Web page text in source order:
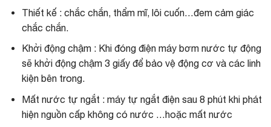
Thiết kế : chắc chắn, thẩm mĩ, lôi cuốn…đem cảm giác
chắc chắn.
Khởi động chậm : Khi đóng điện máy bơm nước tự động
sẽ khởi động chậm 3 giấy để bảo vệ động cơ và các linh
kiện bên trong.
Mất nước tự ngắt : máy tự ngắt điện sau 8 phút khi phát
hiện nguồn cấp không có nước …hoặc mất nước